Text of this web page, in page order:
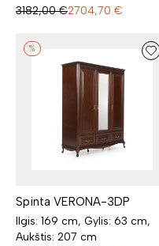
3182,00 €2704,70 €
%
Spinta VERONA-3DP
Ilgis: 169 cm, Gylis: 63 cm,
Aukštis: 207 cm